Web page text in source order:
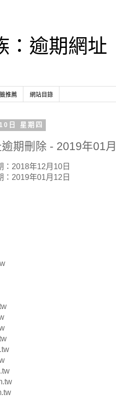
：逾期網址
推薦 網站目錄
日 星期四
期刪除 - 2019年01
：2018年12月10日
：2019年01月12日